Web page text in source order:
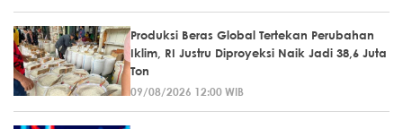
Produksi Beras Global Tertekan Perubahan
Iklim, RI Justru Diproyeksi Naik Jadi 38,6 Juta
Ton
09/08/2026 12:00 WIB